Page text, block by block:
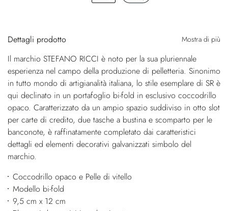
Dettagli prodotto Mostra di più
Il marchio STEFANO RICCI è noto per la sua pluriennale
esperienza nel campo della produzione di pelletteria. Sinonimo
in tutto mondo di artigianalità italiana, lo stile esemplare di SR è
qui declinato in un portafoglio bi-fold in esclusivo coccodrillo
opaco. Caratterizzato da un ampio spazio suddiviso in otto slot
per carte di credito, due tasche a bustina e scomparto per le
banconote, è raffinatamente completato dai caratteristici
dettagli ed elementi decorativi galvanizzati simbolo del
marchio.
Coccodrillo opaco e Pelle di vitello
Modello bi-fold
9,5 cm x 12 cm